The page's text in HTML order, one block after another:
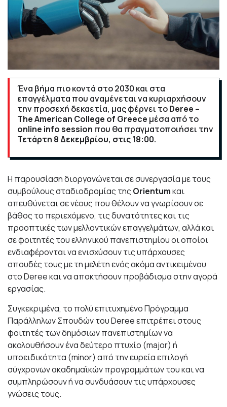
Ένα βήμα πιο κοντά στο 2030 και στα
επαγγέλματα που αναμένεται να κυριαρχήσουν
την προσεχή δεκαετία, μας φέρνει τοDeree –
TheAmerican College of Greece μέσα από το
online infosession που θα πραγματοποιήσει την
Τετάρτη 8 Δεκεμβρίου, στις 18:00.
Η παρουσίαση διοργανώνεται σε συνεργασία με τους
συμβούλους σταδιοδρομίας της Orientumκαι
απευθύνεται σε νέους που θέλουν να γνωρίσουν σε
βάθος το περιεχόμενο, τις δυνατότητες και τις
προοπτικές των μελλοντικών επαγγελμάτων, αλλά και
σε φοιτητές του ελληνικού πανεπιστημίου οι οποίοι
ενδιαφέρονται να ενισχύσουν τις υπάρχουσες
σπουδές τους με τη μελέτη ενός ακόμα αντικειμένου
στοDereeκαι να αποκτήσουν προβάδισμα στην αγορά
εργασίας.
Συγκεκριμένα, το πολύ επιτυχημένο Πρόγραμμα
Παράλληλων Σπουδών τουDereeεπιτρέπει στους
φοιτητές των δημόσιων πανεπιστημίων να
ακολουθήσουν ένα δεύτερο πτυχίο (major) ή
υποειδικότητα (minor) από την ευρεία επιλογή
σύγχρονων ακαδημαϊκών προγραμμάτων του και να
συμπληρώσουν ή να συνδυάσουν τις υπάρχουσες
γνώσεις τους.